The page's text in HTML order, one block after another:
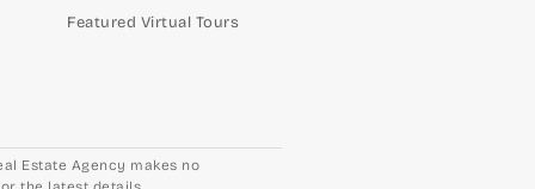
Featured Virtual Tours
Estate Agency makes no